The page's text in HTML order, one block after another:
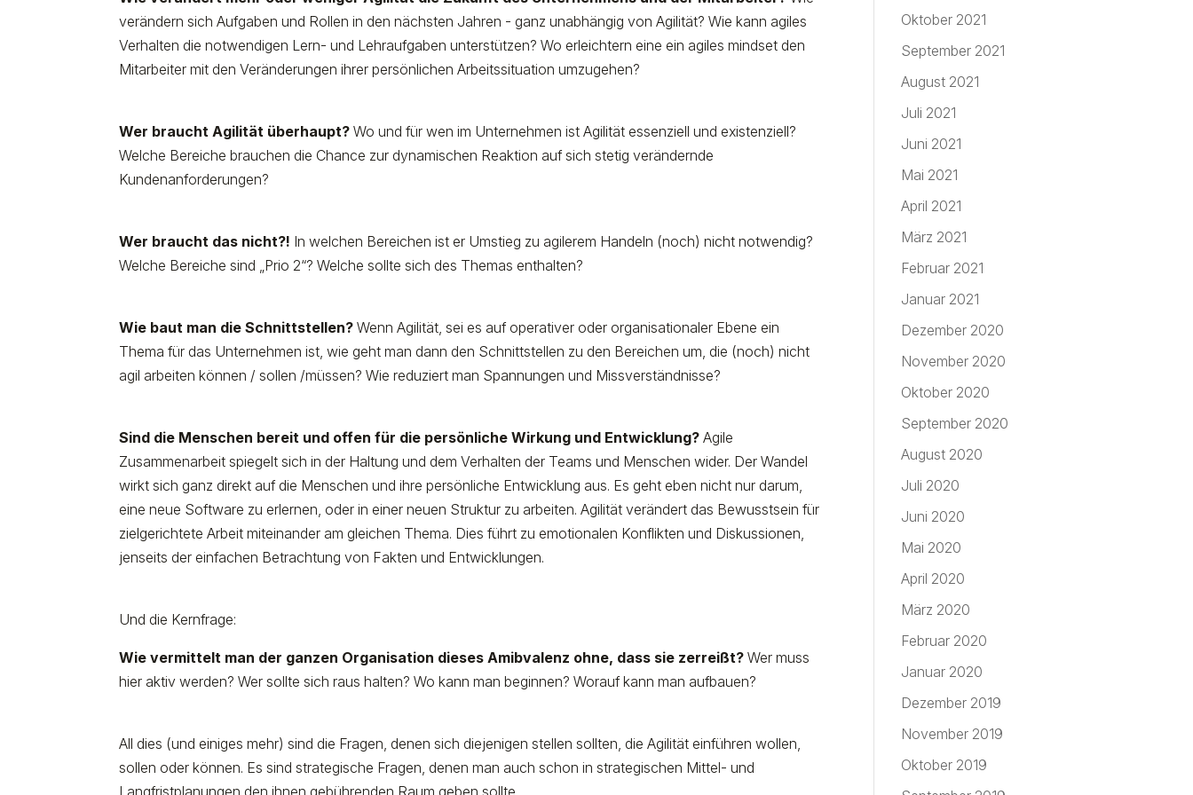
verändern sich Aufgaben und Rollen in den nächsten Jahren - ganz unabhängig von Agilität? Wie kann agiles
Verhalten die notwendigen Lern- und Lehraufgaben unterstützen? Wo erleichtern eine ein agiles mindset den
Mitarbeiter mit den Veränderungen ihrer persönlichen Arbeitssituation umzugehen?
Wer braucht Agilität überhaupt? Wo und für wen im Unternehmen ist Agilität essenziell und existenziell?
Welche Bereiche brauchen die Chance zur dynamischen Reaktion auf sich stetig verändernde
Kundenanforderungen?
Wer braucht das nicht?! In welchen Bereichen ist er Umstieg zu agilerem Handeln (noch) nicht notwendig?
Welche Bereiche sind „Prio 2“? Welche sollte sich des Themas enthalten?
Wie baut man die Schnittstellen? Wenn Agilität, sei es auf operativer oder organisationaler Ebene ein
Thema für das Unternehmen ist, wie geht man dann den Schnittstellen zu den Bereichen um, die (noch) nicht
agil arbeiten können / sollen /müssen? Wie reduziert man Spannungen und Missverständnisse?
Sind die Menschen bereit und offen für die persönliche Wirkung und Entwicklung?Agile
Zusammenarbeit spiegelt sich in der Haltung und dem Verhalten der Teams und Menschen wider. Der Wandel
wirkt sich ganz direkt auf die Menschen und ihre persönliche Entwicklung aus. Es geht eben nicht nur darum,
eine neue Software zu erlernen, oder in einer neuen Struktur zu arbeiten. Agilität verändert das Bewusstsein für
zielgerichtete Arbeit miteinander am gleichen Thema. Dies führt zu emotionalen Konflikten und Diskussionen,
jenseits der einfachen Betrachtung von Fakten und Entwicklungen.
Und die Kernfrage:
Wie vermittelt man der ganzen Organisation dieses Amibvalenz ohne, dass sie zerreißt?Wer muss
hier aktiv werden? Wer sollte sich raus halten? Wo kann man beginnen? Worauf kann man aufbauen?
All dies (und einiges mehr) sind die Fragen, denen sich diejenigen stellen sollten, die Agilität einführen wollen,
sollen oder können. Es sind strategische Fragen, denen man auch schon in strategischen Mittel- und
Langfristplanungen den ihnen gebührenden Raum geben sollte.
Oktober 2021
September 2021
August 2021
Juli 2021
Juni 2021
Mai 2021
April 2021
März 2021
Februar 2021
Januar 2021
Dezember 2020
November 2020
Oktober 2020
September 2020
August 2020
Juli 2020
Juni 2020
Mai 2020
April 2020
März 2020
Februar 2020
Januar 2020
Dezember 2019
November 2019
Oktober 2019